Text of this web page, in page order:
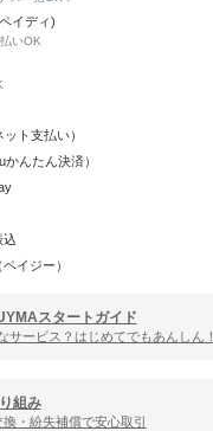
イディ)
いOK
ット支払い）
かんたん決済）
込
イジー）
スタートガイド
サービス？はじめてでもあんしん！
組み
・紛失補償で安心取引